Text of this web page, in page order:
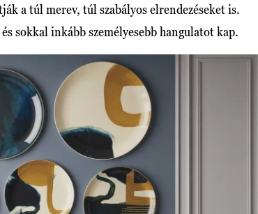
a túl merev, túl szabályos elrendezéseket is.
sokkal inkább személyesebb hangulatot kap.